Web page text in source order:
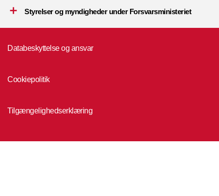
Styrelser og myndigheder under Forsvarsministeriet
Databeskyttelse og ansvar
Cookiepolitik
Tilgængelighedserklæring